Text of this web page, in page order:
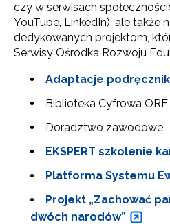
czy w serwisach
YouTube, LinkedIn), ale także
dedykowanych projektom,
Serwisy Ośrodka Rozwoju
Adaptacje
Biblioteka Cyfrowa ORE
Doradztwo zawodowe
EKSPERT szkolenie
Platforma Systemu
Projekt „Zachować
dwóch narodów”